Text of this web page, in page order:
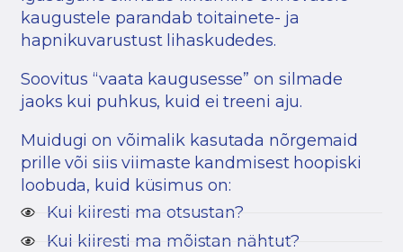
kaugustele parandab toitainete- ja
hapnikuvarustust lihaskudedes.
Soovitus “vaata kaugusesse” on silmade
jaoks kui puhkus, kuid ei treeni aju.
Muidugi on võimalik kasutada nõrgemaid
prille või siis viimaste kandmisest hoopiski
loobuda, kuid küsimus on:
Kui kiiresti ma otsustan?
Kui kiiresti ma mõistan nähtut?